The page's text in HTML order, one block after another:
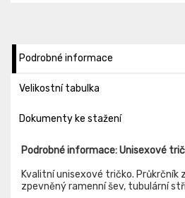
Podrobné informace
Velikostní tabulka
Dokumenty ke stažení
Podrobné informace: Unisexové
Kvalitní unisexové tričko. Průkrčník
zpevněný ramenní šev, tubulární